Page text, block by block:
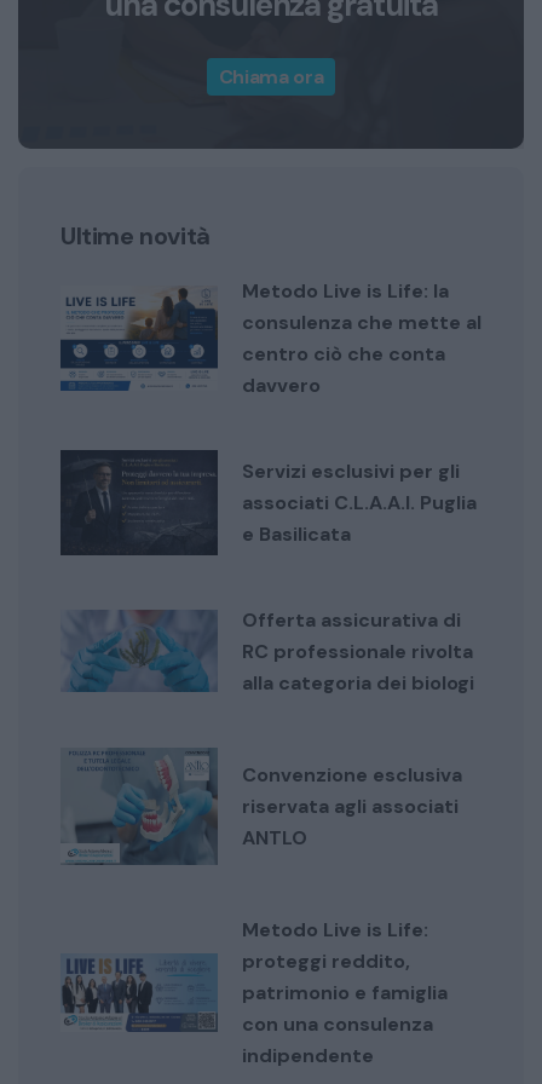
Chiama ora
Ultime novità
Metodo Live is Life: la
consulenza che mette al
centro ciò che conta
davvero
Servizi esclusivi per gli
associati C.L.A.A.I. Puglia
e Basilicata
Offerta assicurativa di
RC professionale rivolta
alla categoria dei biologi
Convenzione esclusiva
riservata agli associati
ANTLO
Metodo Live is Life:
proteggi reddito,
patrimonio e famiglia
con una consulenza
indipendente